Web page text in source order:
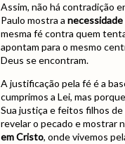
Assim, não há contradição
Paulo mostra a
mesma fé contra quem
apontam para o mesmo
Deus se encontram.
A justificação pela fé é a
cumprimos a Lei, mas porque
Sua justiça e feitos filhos
revelar o pecado e mostrar
em Cristo, onde vivemos